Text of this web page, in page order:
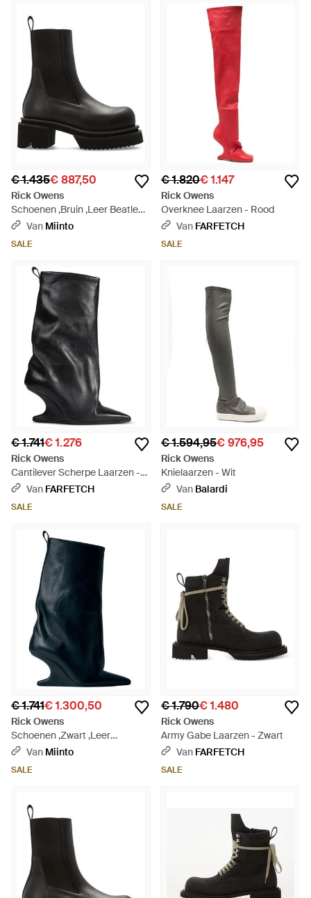
€ 1.435€ 887,50
Rick Owens
Schoenen ,Bruin ,Leer Beatle
Bogun Chelsea Boots - Zwart
Van Miinto
SALE
€ 1.820€ 1.147
Rick Owens
Overknee Laarzen - Rood
Van FARFETCH
SALE
€ 1.741€ 1.276
Rick Owens
Cantilever Scherpe Laarzen -
Zwart
Van FARFETCH
SALE
€ 1.594,95€ 976,95
Rick Owens
Knielaarzen - Wit
Van Balardi
SALE
€ 1.741€ 1.300,50
Rick Owens
Schoenen ,Zwart ,Leer
Cantilever 8 Sharp Flared
Van Miinto
SALE
€ 1.790€ 1.480
Rick Owens
Army Gabe Laarzen - Zwart
Van FARFETCH
SALE